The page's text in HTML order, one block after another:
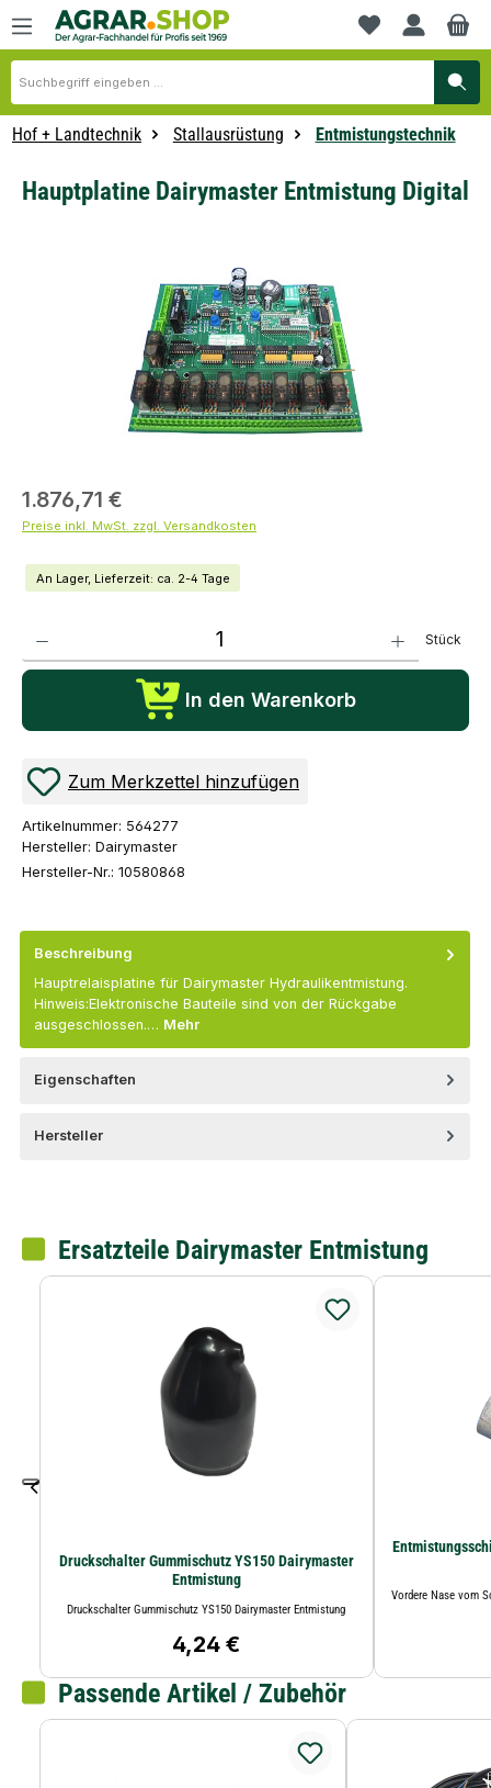
springen
Du hast 0
Hof + Landtechnik Stallausrüstung Entmistungstechnik
Hauptplatine Dairymaster Entmistung Digital
1.876,71 €
Preise inkl. MwSt. zzgl. Versandkosten
An Lager, Lieferzeit: ca. 2-4 Tage
Stück
In den Warenkorb
Zum Merkzettel hinzufügen
Artikelnummer: 564277
Hersteller: Dairymaster
Hersteller-Nr.: 10580868
Beschreibung
Hauptrelaisplatine für Dairymaster Hydraulikentmistung.
Hinweis:Elektronische Bauteile sind von der Rückgabe
ausgeschlossen.… Mehr
Eigenschaften
Hersteller
Ersatzteile Dairymaster Entmistung
Druckschalter Gummischutz YS150 Dairymaster
Entmistung
Druckschalter Gummischutz YS150 Dairymaster Entmistung
Regulärer Preis:
4,24 €
Vordere Nase vom
Passende Artikel / Zubehör